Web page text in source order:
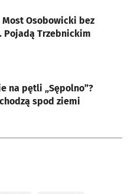
Most Osobowicki bez
Pojadą Trzebnickim
na pętli „Sępolno”?
spod ziemi